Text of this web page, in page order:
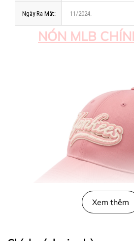
Ngày Ra Mắt: 11/2024.
NÓN MLB
Xem thêm